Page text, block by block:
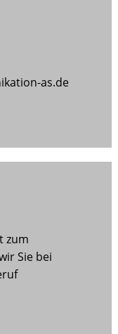
as.de
zum
Sie bei